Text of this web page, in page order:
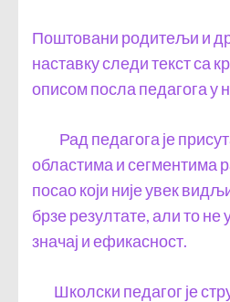
Поштовани родитељи и
наставку следи текст са
описом посла педагога у
Рад педагога је
областима и сегментима
посао који није увек
брзе резултате, али то
значај и ефикасност.
Школски педагог је